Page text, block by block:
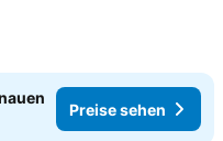
Preise sehen